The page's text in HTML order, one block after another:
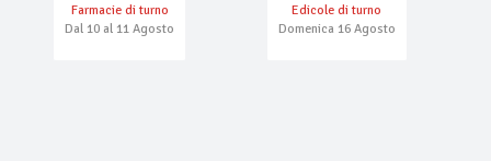
Farmacie di turno
Dal 10 al 11 Agosto
Edicole di turno
Domenica 16 Agosto